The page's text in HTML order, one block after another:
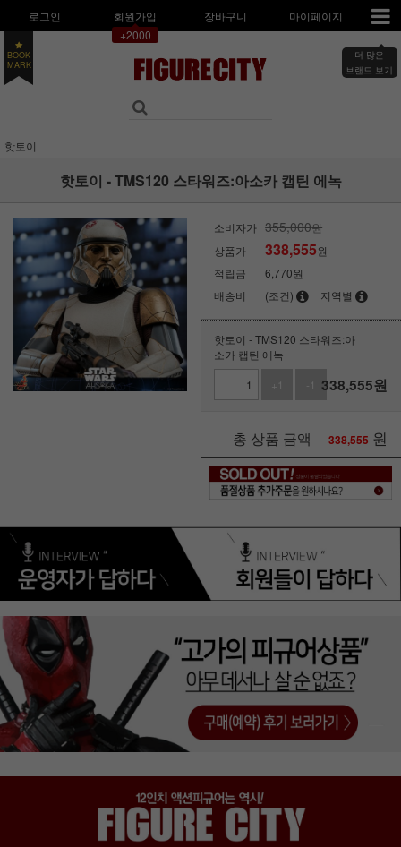
로그인
회원가입
+2000
장바구니 마이페이지
더 많은
브랜드 보기
BOOK
MARK
핫토이
핫토이 - TMS120 스타워즈:아소카 캡틴 에녹
소비자가 355,000원
상품가
338,555원
적립금
6,770원
배송비
(조건) 지역별
핫토이 - TMS120 스타워즈:아
소카 캡틴 에녹
+1
-1 338,555원
총 상품 금액 338,555 원